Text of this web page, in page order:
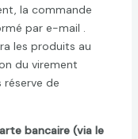
la commande
par e-mail .
les produits au
du virement
de
bancaire (via le